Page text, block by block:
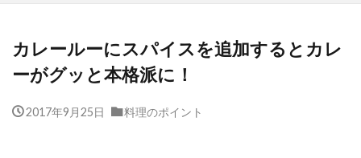
カレールーにスパイスを追加するとカレ
ーがグッと本格派に！
2017年9月25日 料理のポイント